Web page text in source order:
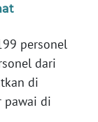
personel
dari
di
pawai di